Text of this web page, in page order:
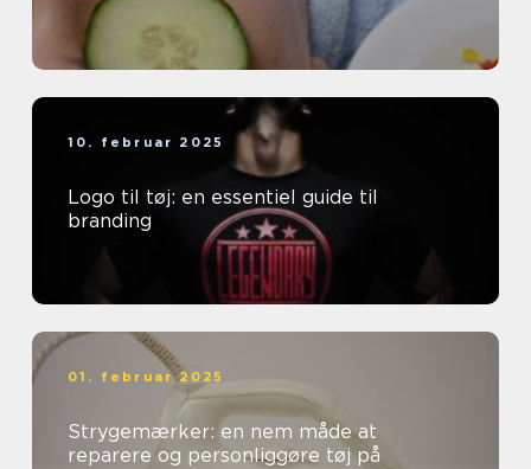
10. februar 2025
Logo til tøj: en essentiel guide til
branding
01. februar 2025
Strygemærker: en nem måde at
reparere og personliggøre tøj på